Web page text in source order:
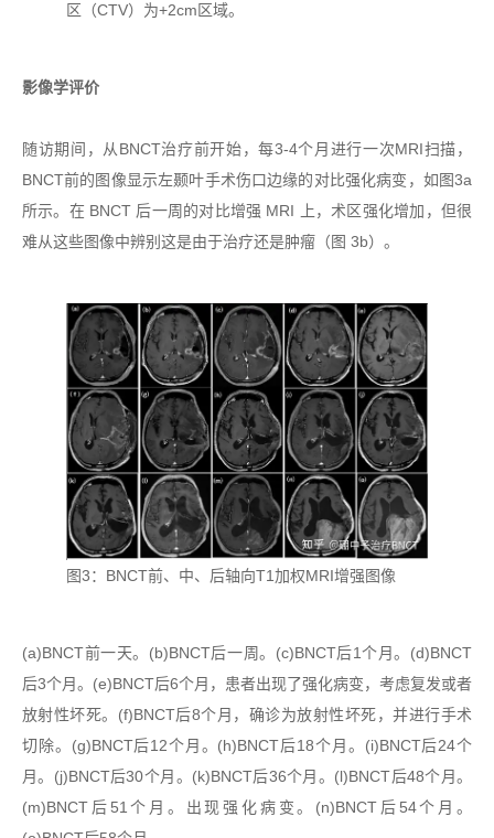
区（CTV）为+2cm区域。
影像学评价
随访期间，从BNCT治疗前开始，每3-4个月进行一次MRI扫描，
BNCT前的图像显示左颞叶手术伤口边缘的对比强化病变，如图3a
所示。在 BNCT 后一周的对比增强 MRI 上，术区强化增加，但很
难从这些图像中辨别这是由于治疗还是肿瘤（图 3b）。
图3：BNCT前、中、后轴向T1加权MRI增强图像
(a)BNCT前一天。(b)BNCT后一周。(c)BNCT后1个月。(d)BNCT
后3个月。(e)BNCT后6个月，患者出现了强化病变，考虑复发或者
放射性坏死。(f)BNCT后8个月，确诊为放射性坏死，并进行手术
切除。(g)BNCT后12个月。(h)BNCT后18个月。(i)BNCT后24个
月。(j)BNCT后30个月。(k)BNCT后36个月。(l)BNCT后48个月。
(m)BNCT后51个月。出现强化病变。(n)BNCT后54个月。